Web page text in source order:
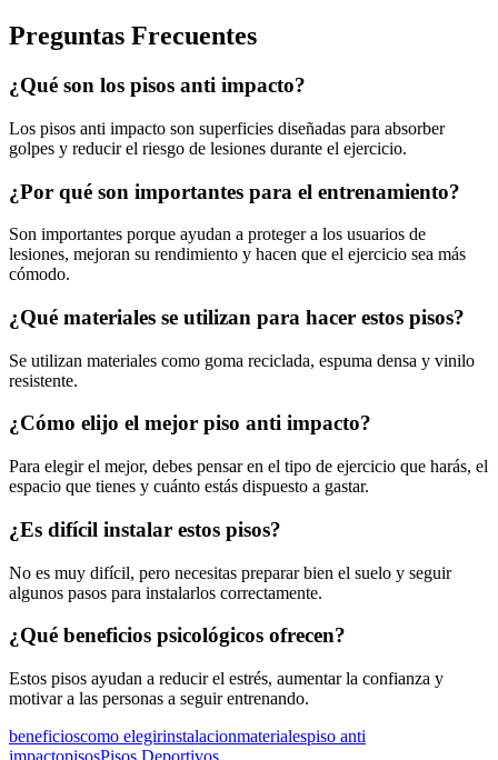
Preguntas Frecuentes
¿Qué son los pisos anti impacto?
Los pisos anti impacto son superficies diseñadas para absorber
golpes y reducir el riesgo de lesiones durante el ejercicio.
¿Por qué son importantes para el entrenamiento?
Son importantes porque ayudan a proteger a los usuarios de
lesiones, mejoran su rendimiento y hacen que el ejercicio sea más
cómodo.
¿Qué materiales se utilizan para hacer estos pisos?
Se utilizan materiales como goma reciclada, espuma densa y vinilo
resistente.
¿Cómo elijo el mejor piso anti impacto?
Para elegir el mejor, debes pensar en el tipo de ejercicio que harás, el
espacio que tienes y cuánto estás dispuesto a gastar.
¿Es difícil instalar estos pisos?
No es muy difícil, pero necesitas preparar bien el suelo y seguir
algunos pasos para instalarlos correctamente.
¿Qué beneficios psicológicos ofrecen?
Estos pisos ayudan a reducir el estrés, aumentar la confianza y
motivar a las personas a seguir entrenando.
Etiquetas:
beneficioscomo elegirinstalacionmaterialespiso anti
impactopisosPisos Deportivos